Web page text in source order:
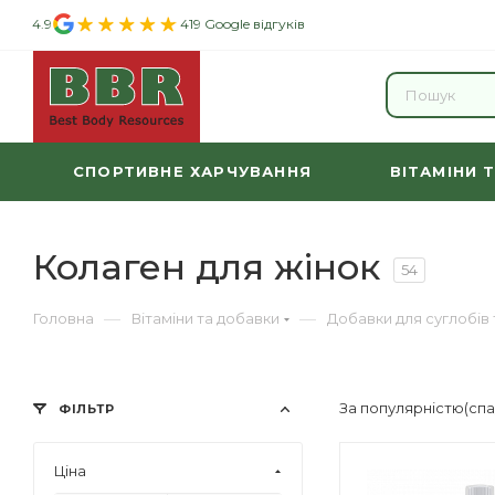
4.9 419 Google відгуків
СПОРТИВНЕ ХАРЧУВАННЯ ВІТАМІНИ
Колаген для жінок 54
Головна — Вітаміни та добавки — Добавки для суглобів
За
ФІЛЬТР
Ціна